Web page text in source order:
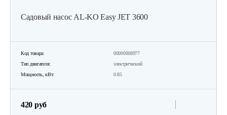
Садовый насос AL-KO Easy JET 3600
Код товара:
00000008977
Тип двигателя:
электрический
Мощность, кВт:
0.85
420 руб